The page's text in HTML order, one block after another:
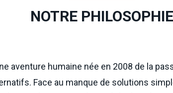
NOTRE PHILOSOPHIE
aventure humaine née en 2008 de la
Face au manque de solutions